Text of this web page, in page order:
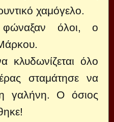
χαμόγελο.
όλοι, ο
κλυδωνίζεται όλο
σταμάτησε να
γαλήνη. Ο όσιος